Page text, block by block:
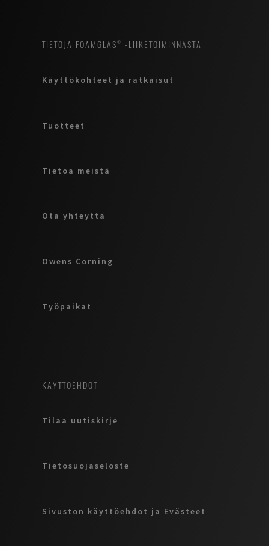
TIETOJA FOAMGLAS® -LIIKETOIMINNASTA
Käyttökohteet ja ratkaisut
Tuotteet
Tietoa meistä
Ota yhteyttä
Owens Corning
Työpaikat
KÄYTTÖEHDOT
Tilaa uutiskirje
Tietosuojaseloste
Sivuston käyttöehdot ja Evästeet